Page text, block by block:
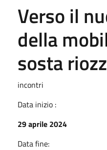
Verso il
della
sosta
incontri
Data inizio :
29 aprile 2024
Data fine: